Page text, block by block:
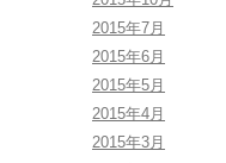
2015年7月
2015年6月
2015年5月
2015年4月
2015年3月